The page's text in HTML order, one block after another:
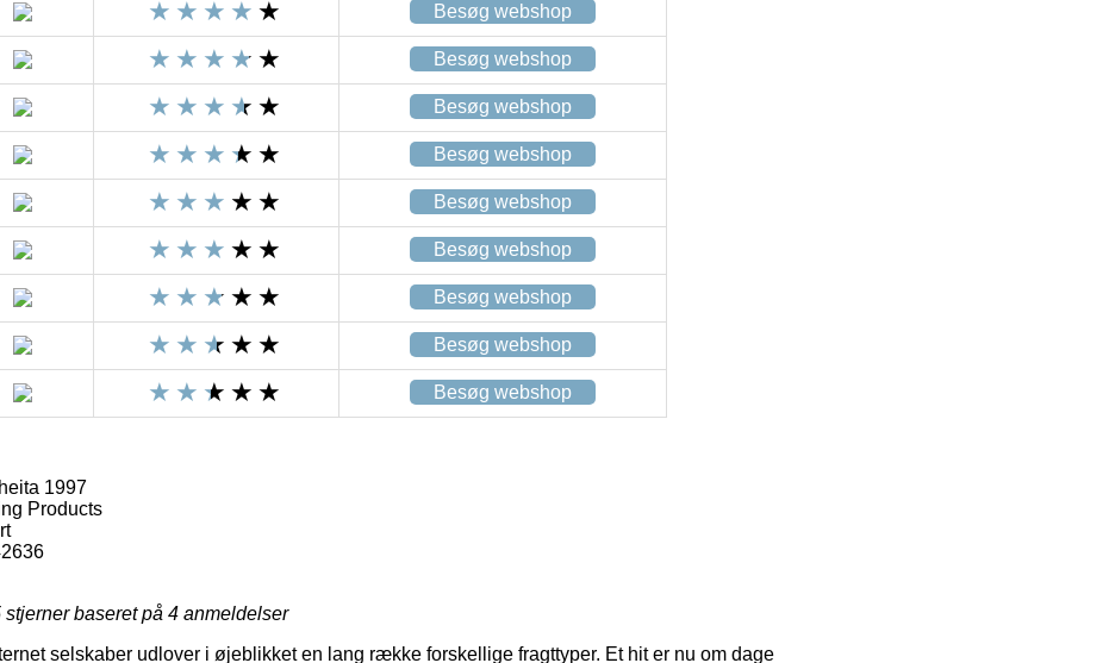
Besøg webshop
Besøg webshop
Besøg webshop
Besøg webshop
Besøg webshop
Besøg webshop
Besøg webshop
Besøg webshop
Besøg webshop
1997
Products
stjerner baseret på 4 anmeldelser
selskaber udlover i øjeblikket en lang række forskellige fragttyper. Et hit er nu om dage